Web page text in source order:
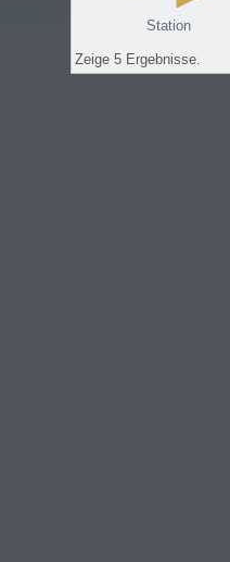
Station
Zeige 5 Ergebnisse.